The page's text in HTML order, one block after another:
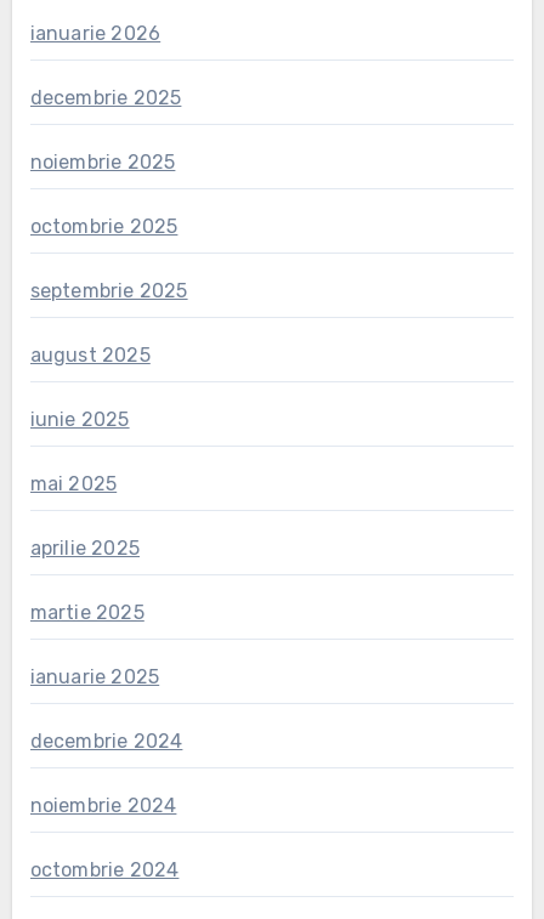
ianuarie 2026
decembrie 2025
noiembrie 2025
octombrie 2025
septembrie 2025
august 2025
iunie 2025
mai 2025
aprilie 2025
martie 2025
ianuarie 2025
decembrie 2024
noiembrie 2024
octombrie 2024